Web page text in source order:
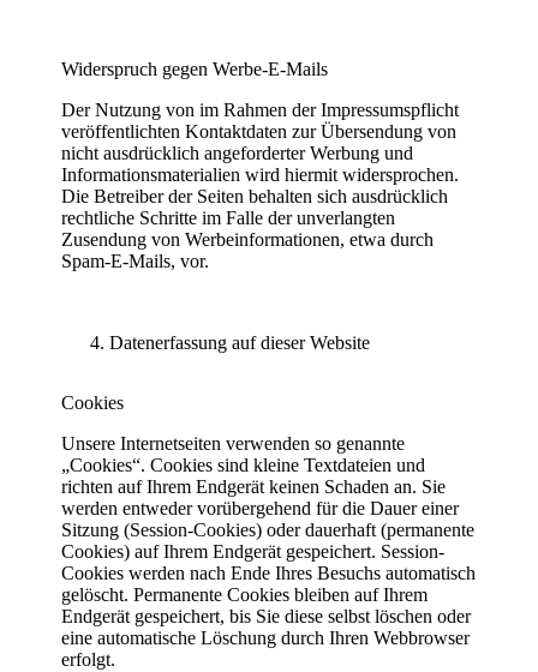
Widerspruch gegen Werbe-E-Mails
Der Nutzung von im Rahmen der Impressumspflicht
veröffentlichten Kontaktdaten zur Übersendung von
nicht ausdrücklich angeforderter Werbung und
Informationsmaterialien wird hiermit widersprochen.
Die Betreiber der Seiten behalten sich ausdrücklich
rechtliche Schritte im Falle der unverlangten
Zusendung von Werbeinformationen, etwa durch
Spam-E-Mails, vor.
Datenerfassung auf dieser Website
Cookies
Unsere Internetseiten verwenden so genannte
„Cookies“. Cookies sind kleine Textdateien und
richten auf Ihrem Endgerät keinen Schaden an. Sie
werden entweder vorübergehend für die Dauer einer
Sitzung (Session-Cookies) oder dauerhaft (permanente
Cookies) auf Ihrem Endgerät gespeichert. Session-
Cookies werden nach Ende Ihres Besuchs automatisch
gelöscht. Permanente Cookies bleiben auf Ihrem
Endgerät gespeichert, bis Sie diese selbst löschen oder
eine automatische Löschung durch Ihren Webbrowser
erfolgt.